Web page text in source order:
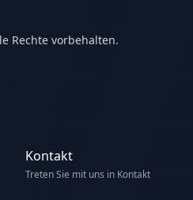
Rechte vorbehalten.
Kontakt
Treten Sie mit uns in Kontakt